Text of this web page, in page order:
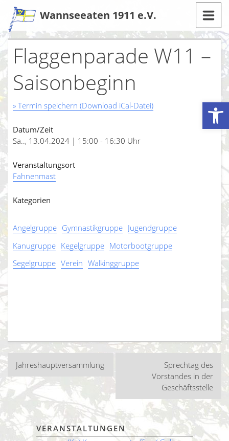
Werkzeugleiste öffnen
Zum
Inhalt
Wannseeaten 1911 e.V.
Flaggenparade W11 –
Saisonbeginn
» Termin speichern (Download iCal-Datei)
Datum/Zeit
Sa.., 13.04.2024 | 15:00 - 16:30 Uhr
Veranstaltungsort
Fahnenmast
Kategorien
Angelgruppe Gymnastikgruppe Jugendgruppe
Kanugruppe Kegelgruppe Motorbootgruppe
Segelgruppe Verein Walkinggruppe
Beitragsnavigation
Jahreshauptversammlung
Sprechtag des
Vorstandes in der
Geschäftsstelle
VERANSTALTUNGEN